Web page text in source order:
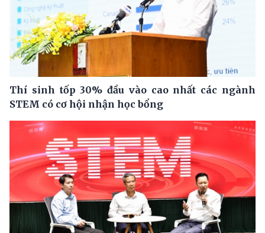
Thí sinh tốp 30% đầu vào cao nhất các ngành
STEM có cơ hội nhận học bổng